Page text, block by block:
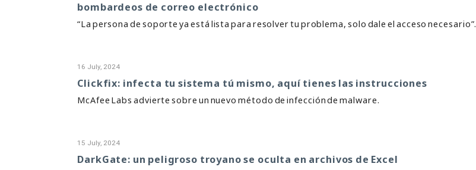
bombardeos de correo electrónico
“La persona de soporte ya está lista para resolver tu problema, solo dale el acceso necesario”.
16 July, 2024
Clickfix: infecta tu sistema tú mismo, aquí tienes las instrucciones
McAfee Labs advierte sobre un nuevo método de infección de malware.
15 July, 2024
DarkGate: un peligroso troyano se oculta en archivos de Excel